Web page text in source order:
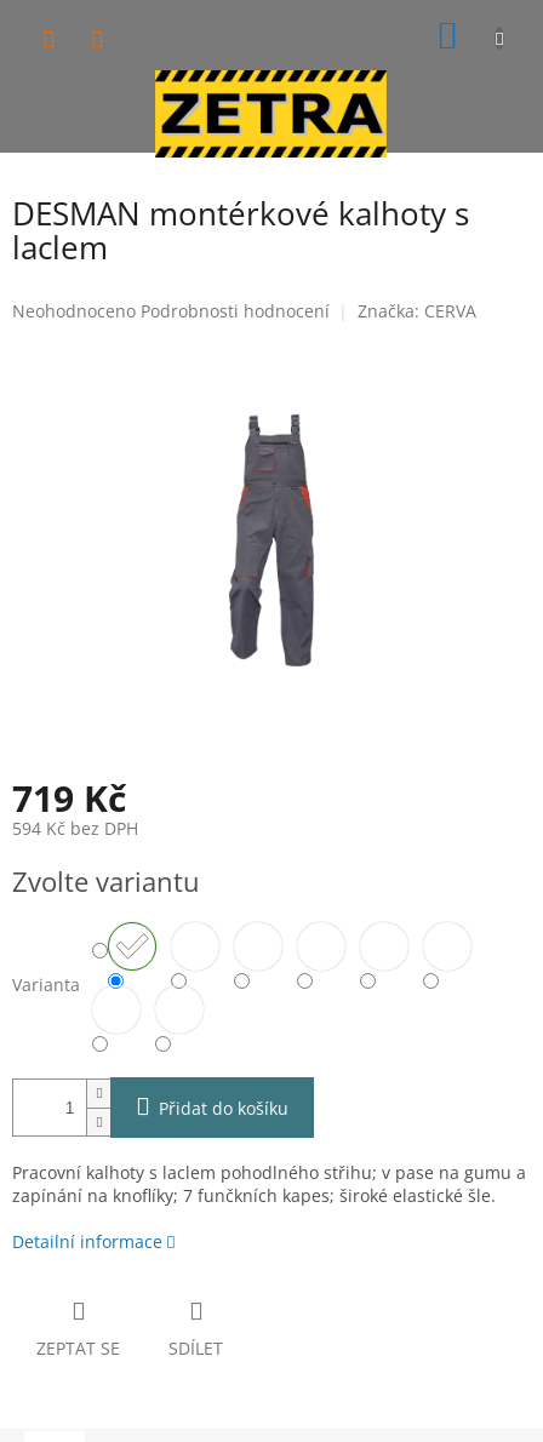
DESMAN montérkové kalhoty s
laclem
Průměrné
Neohodnoceno Podrobnosti hodnocení Značka: CERVA
719 Kč
594 Kč bez DPH
cena:
Zvolte variantu
Varianta
Přidat do košíku
Pracovní kalhoty s laclem pohodlného střihu; v pase na gumu a
zapínání na knoflíky; 7 funčkních kapes; široké elastické šle.
Detailní informace
ZEPTAT SE SDÍLET